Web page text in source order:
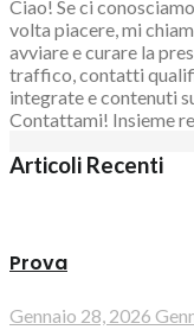
Ciao! Se ci
volta piacere, mi
avviare e curare la
traffico, contatti
integrate e contenuti
Contattami! Insieme
Articoli Recenti
Prova
Gennaio 28, 2026